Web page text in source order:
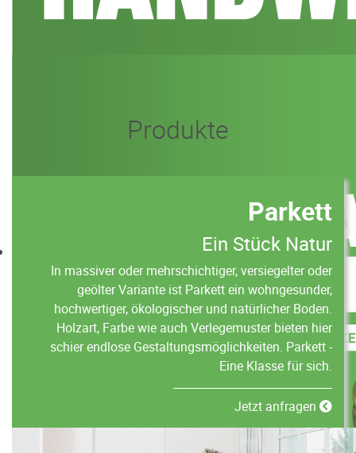
Produkte
Parkett
Ein Stück Natur
In massiver oder mehrschichtiger, versiegelter oder
geölter Variante ist Parkett ein wohngesunder,
hochwertiger, ökologischer und natürlicher Boden.
Holzart, Farbe wie auch Verlegemuster bieten hier
schier endlose Gestaltungsmöglichkeiten. Parkett -
Eine Klasse für sich.
Jetzt anfragen